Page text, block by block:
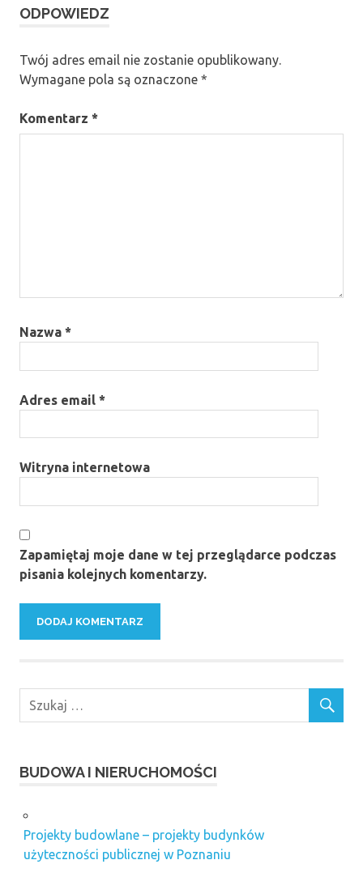
ODPOWIEDZ
Twój adres email nie zostanie opublikowany.
Wymagane pola są oznaczone *
Komentarz *
Nazwa *
Adres email *
Witryna internetowa
Zapamiętaj moje dane w tej przeglądarce podczas
pisania kolejnych komentarzy.
BUDOWA I NIERUCHOMOŚCI
Projekty budowlane – projekty budynków
użyteczności publicznej w Poznaniu